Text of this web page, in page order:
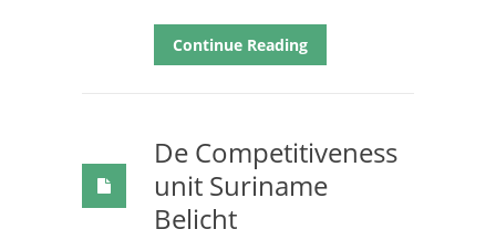
Continue Reading
De Competitiveness
unit Suriname
Belicht